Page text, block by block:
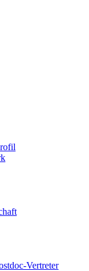
Vertreter